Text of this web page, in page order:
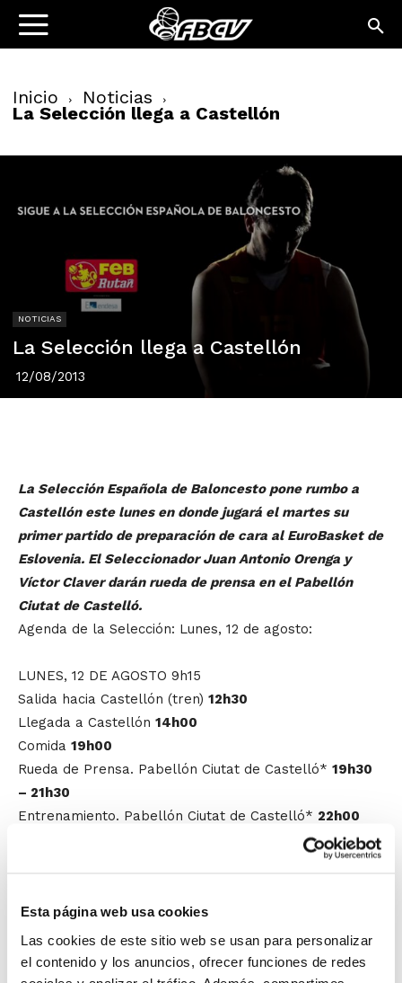
Esta página web usa cookies
Las cookies de este sitio web se usan para personalizar
el contenido y los anuncios, ofrecer funciones de redes
Inicio Noticias
La Selección llega a Castellón
NOTICIAS
La Selección llega a Castellón
12/08/2013
La Selección Española de Baloncesto pone rumbo a
Castellón este lunes en donde jugará el martes su
primer partido de preparación de cara al EuroBasket de
Eslovenia. El Seleccionador Juan Antonio Orenga y
Víctor Claver darán rueda de prensa en el Pabellón
Ciutat de Castelló.
Agenda de la Selección: Lunes, 12 de agosto:
LUNES, 12 DE AGOSTO 9h15
Salida hacia Castellón (tren) 12h30
Llegada a Castellón 14h00
Comida 19h00
Rueda de Prensa. Pabellón Ciutat de Castelló* 19h30
– 21h30
Entrenamiento. Pabellón Ciutat de Castelló* 22h00
Antonio Orenga y de Víctor Claver. Tras la misma, los
medios gráficos podrán grabar la primera media hora
de entrenamiento.